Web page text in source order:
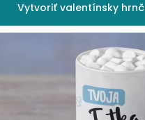
Vytvoriť valentínsky